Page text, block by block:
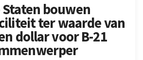
bouwen
ter waarde van
dollar voor B-21